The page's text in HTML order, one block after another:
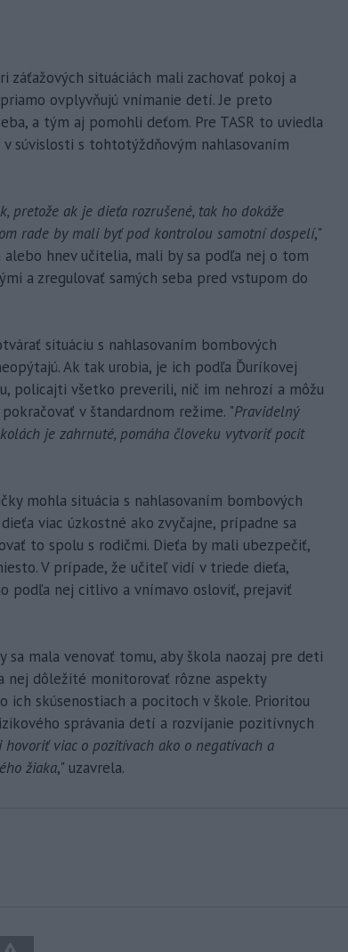
záťažových situáciách mali zachovať pokoj a
ovplyvňujú vnímanie detí. Je preto
a tým aj pomohli deťom. Pre TASR to uviedla
súvislosti s tohtotýždňovým nahlasovaním
pretože ak je dieťa rozrušené, tak ho dokáže
rade by mali byť pod kontrolou samotní dospelí,"
hnev učitelia, mali by sa podľa nej o tom
a zregulovať samých seba pred vstupom do
situáciu s nahlasovaním bombových
Ak tak urobia, je ich podľa Ďuríkovej
policajti všetko preverili, nič im nehrozí a môžu
v štandardnom režime. "Pravidelný
je zahrnuté, pomáha človeku vytvoriť pocit
mohla situácia s nahlasovaním bombových
viac úzkostné ako zvyčajne, prípadne sa
to spolu s rodičmi. Dieťa by mali ubezpečiť,
V prípade, že učiteľ vidí v triede dieťa,
podľa nej citlivo a vnímavo osloviť, prejaviť
sa mala venovať tomu, aby škola naozaj pre deti
nej dôležité monitorovať rôzne aspekty
ich skúsenostiach a pocitoch v škole. Prioritou
správania detí a rozvíjanie pozitívnych
hovoriť viac o pozitívach ako o negatívach a
žiaka," uzavrela.